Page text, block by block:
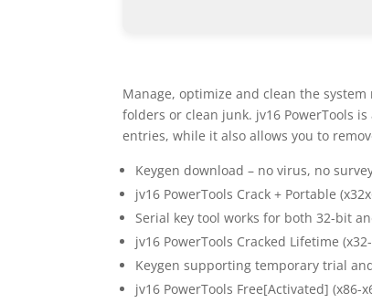
Manage, optimize and clean the
folders or clean junk. jv16 PowerTools
entries, while it also allows you to
Keygen download – no virus, no
jv16 PowerTools Crack + Portable
Serial key tool works for both 32-bit
jv16 PowerTools Cracked Lifetime
Keygen supporting temporary trial
jv16 PowerTools Free[Activated] (x86-